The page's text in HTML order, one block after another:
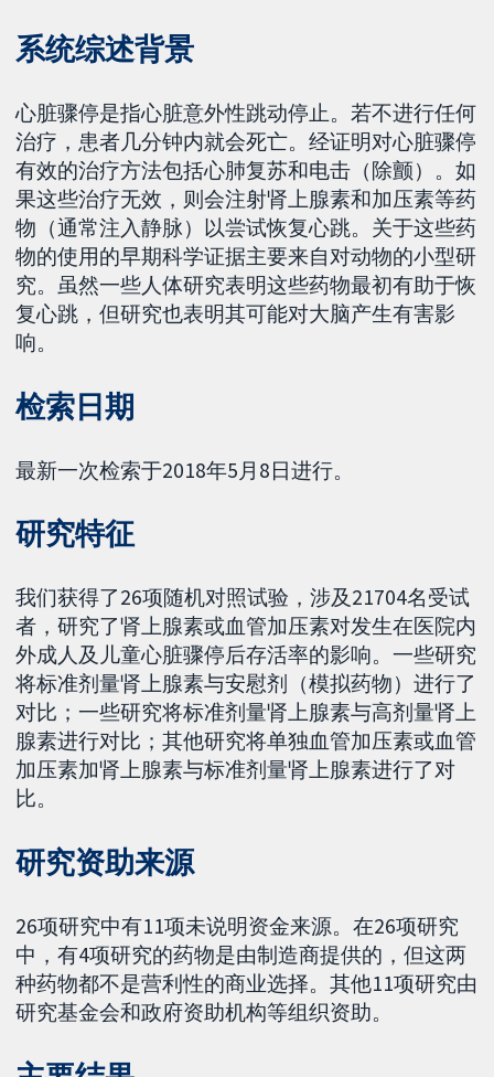
系统综述背景
心脏骤停是指心脏意外性跳动停止。若不进行任何
治疗，患者几分钟内就会死亡。经证明对心脏骤停
有效的治疗方法包括心肺复苏和电击（除颤）。如
果这些治疗无效，则会注射肾上腺素和加压素等药
物（通常注入静脉）以尝试恢复心跳。关于这些药
物的使用的早期科学证据主要来自对动物的小型研
究。虽然一些人体研究表明这些药物最初有助于恢
复心跳，但研究也表明其可能对大脑产生有害影
响。
检索日期
最新一次检索于2018年5月8日进行。
研究特征
我们获得了26项随机对照试验，涉及21704名受试
者，研究了肾上腺素或血管加压素对发生在医院内
外成人及儿童心脏骤停后存活率的影响。一些研究
将标准剂量肾上腺素与安慰剂（模拟药物）进行了
对比；一些研究将标准剂量肾上腺素与高剂量肾上
腺素进行对比；其他研究将单独血管加压素或血管
加压素加肾上腺素与标准剂量肾上腺素进行了对
比。
研究资助来源
26项研究中有11项未说明资金来源。在26项研究
中，有4项研究的药物是由制造商提供的，但这两
种药物都不是营利性的商业选择。其他11项研究由
研究基金会和政府资助机构等组织资助。